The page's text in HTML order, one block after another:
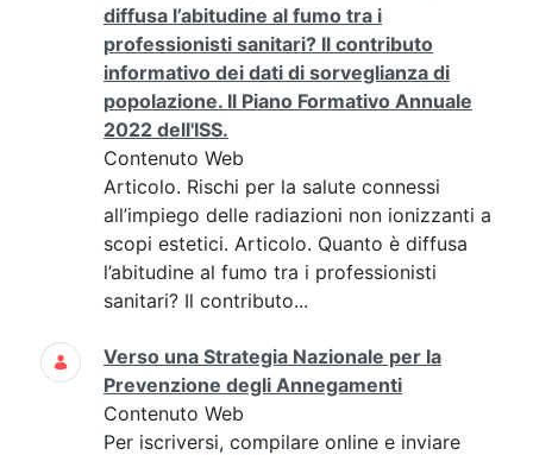
diffusa l’abitudine al fumo tra i
professionisti sanitari? Il contributo
informativo dei dati di sorveglianza di
popolazione. Il Piano Formativo Annuale
2022 dell'ISS.
Contenuto Web
Articolo. Rischi per la salute connessi
all’impiego delle radiazioni non ionizzanti a
scopi estetici. Articolo. Quanto è diffusa
l’abitudine al fumo tra i professionisti
sanitari? Il contributo...
Verso una Strategia Nazionale per la
Prevenzione degli Annegamenti
Contenuto Web
Per iscriversi, compilare online e inviare